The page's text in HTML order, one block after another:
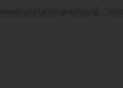
Kosten- und Leistungsrechnung